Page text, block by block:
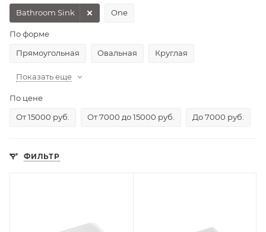
One
Bathroom Sink
По форме
Прямоугольная
Овальная Круглая
Показать еще
По цене
От 15000 руб.
От 7000 до 15000 руб. До 7000 руб.
ФИЛЬТР